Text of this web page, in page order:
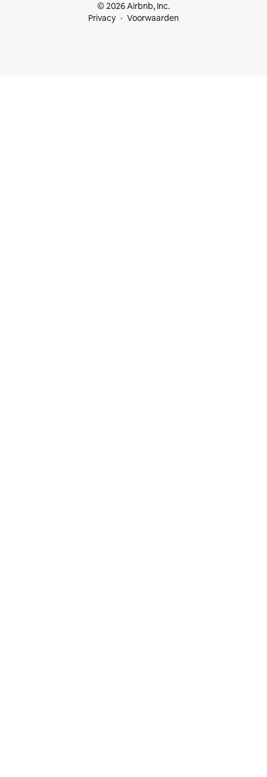
© 2026 Airbnb, Inc.
Privacy
Voorwaarden